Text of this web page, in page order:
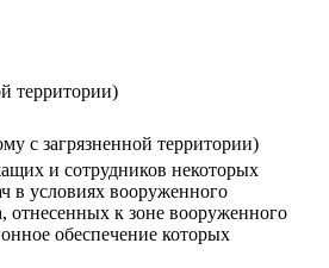
территории)
с загрязненной территории)
и сотрудников некоторых
в условиях вооруженного
отнесенных к зоне вооруженного
обеспечение которых